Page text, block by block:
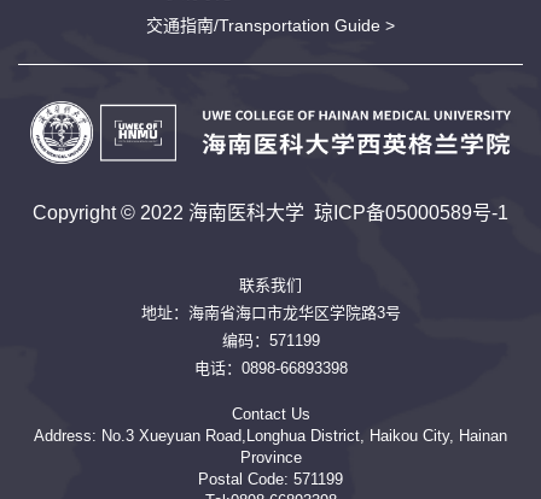
第 2 页
交通指南/Transportation Guide >
Copyright © 2022 海南医科大学 琼ICP备05000589号-1
联系我们
地址：海南省海口市龙华区学院路3号
编码：571199
电话：0898-66893398
Contact Us
Address: No.3 Xueyuan Road,Longhua District, Haikou City, Hainan
Province
Postal Code: 571199